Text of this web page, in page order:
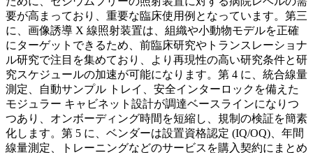
要が高まっており、重要な臨床使用例となっています。第三
に、画像誘導 X 線照射装置は、組織や小動物モデルを正確
にターゲットできるため、前臨床研究やトランスレーショナ
ル研究で注目を集めており、より再現性の高い研究条件と研
究スケジュールの加速が可能になります。第 4 に、統合線量
測定、自動サンプル トレイ、安全インターロックを備えた
モジュラー キャビネット設計が調達ベースラインになりつ
つあり、オンボーディング時間を短縮し、規制の検証を簡素
化します。第 5 に、ベンダーは設置資格認定 (IQ/OQ)、年間
線量測定、トレーニングなどのサービスを購入契約にまとめ